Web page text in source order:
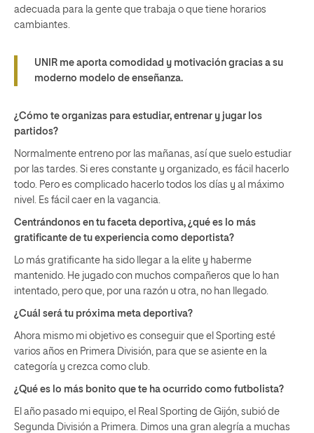
adecuada para la gente que trabaja o que tiene horarios
cambiantes.
UNIR me aporta comodidad y motivación gracias a su
moderno modelo de enseñanza.
¿Cómo te organizas para estudiar, entrenar y jugar los
partidos?
Normalmente entreno por las mañanas, así que suelo estudiar
por las tardes. Si eres constante y organizado, es fácil hacerlo
todo. Pero es complicado hacerlo todos los días y al máximo
nivel. Es fácil caer en la vagancia.
Centrándonos en tu faceta deportiva, ¿qué es lo más
gratificante de tu experiencia como deportista?
Lo más gratificante ha sido llegar a la elite y haberme
mantenido. He jugado con muchos compañeros que lo han
intentado, pero que, por una razón u otra, no han llegado.
¿Cuál será tu próxima meta deportiva?
Ahora mismo mi objetivo es conseguir que el Sporting esté
varios años en Primera División, para que se asiente en la
categoría y crezca como club.
¿Qué es lo más bonito que te ha ocurrido como futbolista?
El año pasado mi equipo, el Real Sporting de Gijón, subió de
Segunda División a Primera. Dimos una gran alegría a muchas